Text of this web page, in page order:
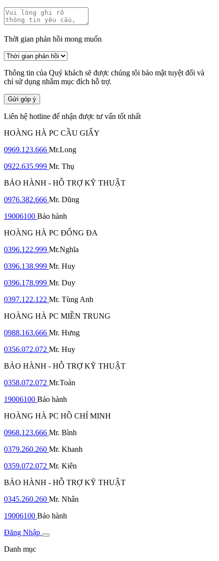
Thời gian phản hồi mong muốn
Thông tin của Quý khách sẽ được chúng tôi bảo mật tuyệt đối và
chỉ sử dụng nhằm mục đích hỗ trợ.
Gửi góp ý
Liên hệ hotline để nhận được tư vấn tốt nhất
HOÀNG HÀ PC CẦU GIẤY
0969.123.666 Mr.Long
0922.635.999 Mr. Thụ
BẢO HÀNH - HỖ TRỢ KỸ THUẬT
0976.382.666 Mr. Dũng
19006100 Bảo hành
HOÀNG HÀ PC ĐỐNG ĐA
0396.122.999 Mr.Nghĩa
0396.138.999 Mr. Huy
0396.178.999 Mr. Duy
0397.122.122 Mr. Tùng Anh
HOÀNG HÀ PC MIỀN TRUNG
0988.163.666 Mr. Hưng
0356.072.072 Mr. Huy
BẢO HÀNH - HỖ TRỢ KỸ THUẬT
0358.072.072 Mr.Toản
19006100 Bảo hành
HOÀNG HÀ PC HỒ CHÍ MINH
0968.123.666 Mr. Bình
0379.260.260 Mr. Khanh
0359.072.072 Mr. Kiên
BẢO HÀNH - HỖ TRỢ KỸ THUẬT
0345.260.260 Mr. Nhân
19006100 Bảo hành
Đăng Nhập
Danh mục